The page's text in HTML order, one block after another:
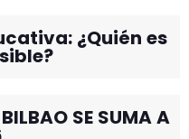
¿Quién es
SE SUMA A